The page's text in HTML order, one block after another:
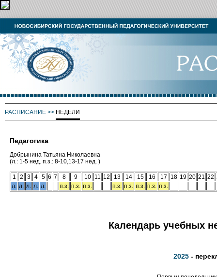
РАСПИСАНИЕ >> НЕДЕЛИ
Педагогика
Добрынина Татьяна Николаевна
(л.: 1-5 нед. п.з.: 8-10,13-17 нед. )
1 2 3 4 5 6 7 8 9 10 11 12 13 14 15 16 17 18 19 20 21 22
л. л. л. л. л. п.з. п.з. п.з. п.з. п.з. п.з. п.з. п.з.
Календарь учебных
2025-